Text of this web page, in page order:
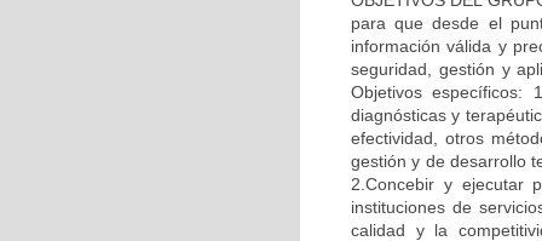
para que desde el
información válida y
seguridad, gestión y
Objetivos específicos:
diagnósticas y
efectividad, otros
gestión y de desarrollo
2.Concebir y ejecutar
instituciones de
calidad y la